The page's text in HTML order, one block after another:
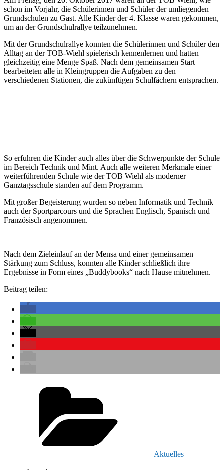
schon im Vorjahr, die Schülerinnen und Schüler der umliegenden
Grundschulen zu Gast. Alle Kinder der 4. Klasse waren gekommen,
um an der Grundschulrallye teilzunehmen.
Mit der Grundschulrallye konnten die Schülerinnen und Schüler den
Alltag an der TOB-Wiehl spielerisch kennenlernen und hatten
gleichzeitig eine Menge Spaß. Nach dem gemeinsamen Start
bearbeiteten alle in Kleingruppen die Aufgaben zu den
verschiedenen Stationen, die zukünftigen Schulfächern entsprachen.
So erfuhren die Kinder auch alles über die Schwerpunkte der Schule
im Bereich Technik und Mint. Auch alle weiteren Merkmale einer
weiterführenden Schule wie der TOB Wiehl als moderner
Ganztagsschule standen auf dem Programm.
Mit großer Begeisterung wurden so neben Informatik und Technik
auch der Sportparcours und die Sprachen Englisch, Spanisch und
Französisch angenommen.
Nach dem Zieleinlauf an der Mensa und einer gemeinsamen
Stärkung zum Schluss, konnten alle Kinder schließlich ihre
Ergebnisse in Form eines „Buddybooks“ nach Hause mitnehmen.
Beitrag teilen:
Aktuelles